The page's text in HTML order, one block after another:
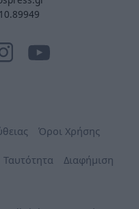
Όροι Χρήσης
Ταυτότητα Διαφήμιση